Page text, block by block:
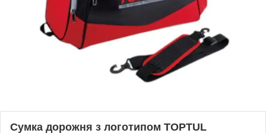
Сумка дорожня з логотипом TOPTUL